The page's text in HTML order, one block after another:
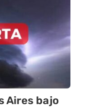
Aires bajo